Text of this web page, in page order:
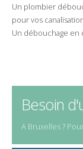
Un plombier
pour vos
Un débouchage en
Besoin
A Bruxelles ?